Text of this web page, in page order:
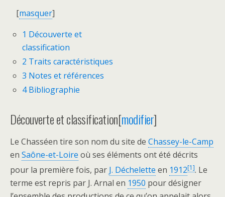
[masquer]
1 Découverte et
classification
2 Traits caractéristiques
3 Notes et références
4 Bibliographie
Découverte et classification[modifier]
Le Chasséen tire son nom du site de Chassey-le-Camp
en Saône-et-Loire où ses éléments ont été décrits
pour la première fois, par J. Déchelette en 1912[1]. Le
terme est repris par J. Arnal en 1950 pour désigner